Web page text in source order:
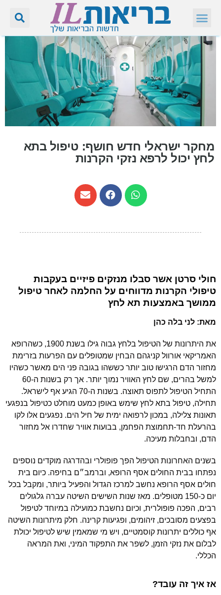
מחקר ישראלי חדש חושף: טיפול בתא
לחץ יכול לרפא נזקי הקרנות
חולי סרטן אשר סבלו מנזקים פיזיים בעקבות
טיפולי הקרנות מדווחים על החלמה לאחר טיפול
ממושך באמצעות תא לחץ
מאת: לני בלה כהן
את היתרונות של הטיפול בלחץ גבוה גילו בשנת 1900, כשהרופא
האמריקאי אורוול קניגהם הבחין שמטופלים עם הפרעות בזרימת
מחזור הדם הרגישו טוב יותר כששהו בגובה פני הים מאשר כשהיו
למשל בהרים, שם לחץ האוויר נמוך יותר. אך רק בשנות ה-60
התחיל הטיפול לתפוס תאוצה. בשנות ה-70 הגיע אף לישראל.
תחילה, טיפול בתא לחץ שימש באופן כמעט מוחלט כטיפול בנפגעי
תאונות צלילה, במכון לרפואה ימית של חיל הים. נפגעים אלו לקו
בהרעלת חד-תחמוצת הפחמן, בבועות אוויר שחדרו אל מחזור
הדם, ובחבלות מעיכה.
בשנים האחרונות הטיפול הפך פופולרי ובהדרגה מוקדים נוספים
נפתחו בבית החולים אסף הרופא, וברמב״ם בחיפה. כיום בית
חולים אסף הרופא נחשב למרכז הגדול והפעיל ביותר, ומקבל בכל
יום כ-150 מטופלים. מאז שנות השישים השיטה עברה גלגולים
רבים, הפכה פופולרית, וכיום נחשבת כמועילה במיוחד לטיפול
בפצעים מסובכים, זיהומים, ופגיעות קרינה. חלק מיתרונות השיטה
אף כוללים יתרונות קוסמטיים, ויש מי שמאמין שיש לטיפול יכולת
לבלום את נזקי הזמן, לשפר את התפקוד המיני, ואת המראה
הכללי.
אז איך זה עובד?